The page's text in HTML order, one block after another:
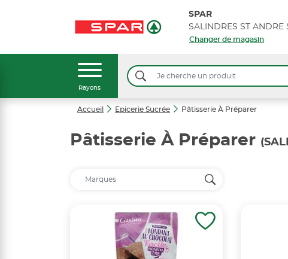
SPAR
SALINDRES ST ANDRE
Changer de magasin
Rayons
Accueil Epicerie Sucrée Pâtisserie À Préparer
Pâtisserie À Préparer